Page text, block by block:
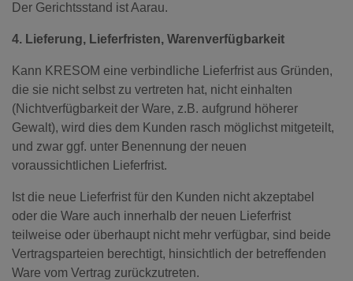
Der Gerichtsstand ist Aarau.
4. Lieferung, Lieferfristen, Warenverfügbarkeit
Kann KRESOM eine verbindliche Lieferfrist aus Gründen,
die sie nicht selbst zu vertreten hat, nicht einhalten
(Nichtverfügbarkeit der Ware, z.B. aufgrund höherer
Gewalt), wird dies dem Kunden rasch möglichst mitgeteilt,
und zwar ggf. unter Benennung der neuen
voraussichtlichen Lieferfrist.
Ist die neue Lieferfrist für den Kunden nicht akzeptabel
oder die Ware auch innerhalb der neuen Lieferfrist
teilweise oder überhaupt nicht mehr verfügbar, sind beide
Vertragsparteien berechtigt, hinsichtlich der betreffenden
Ware vom Vertrag zurückzutreten.